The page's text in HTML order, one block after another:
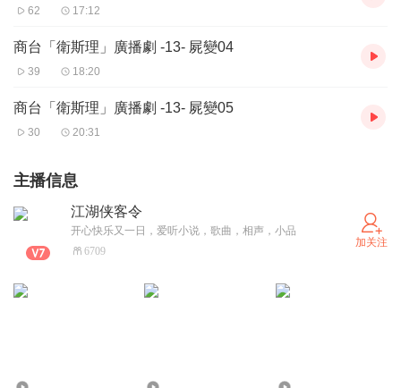
62 17:12
商台「衛斯理」廣播劇 -13- 屍變04
39 18:20
商台「衛斯理」廣播劇 -13- 屍變05
30 20:31
主播信息
江湖侠客令
开心快乐又一日，爱听小说，歌曲，相声，小品
6709
加关注